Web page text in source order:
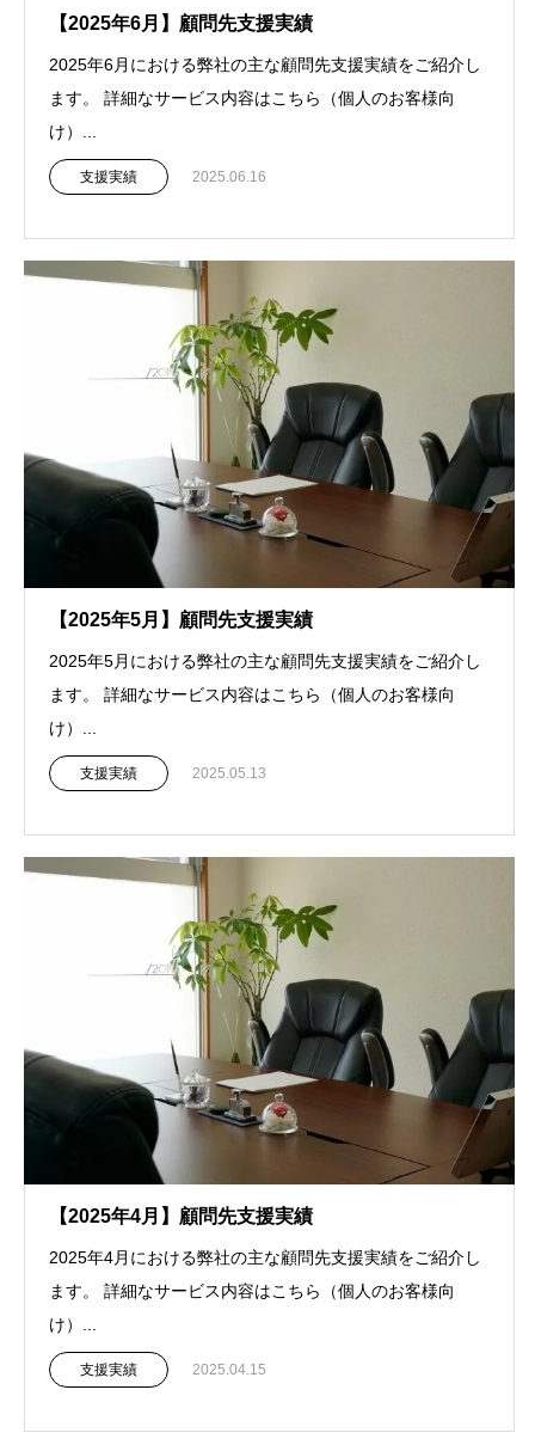
【2025年6月】顧問先支援実績
2025年6月における弊社の主な顧問先支援実績をご紹介し
ます。 詳細なサービス内容はこちら（個人のお客様向
け）...
支援実績 2025.06.16
【2025年5月】顧問先支援実績
2025年5月における弊社の主な顧問先支援実績をご紹介し
ます。 詳細なサービス内容はこちら（個人のお客様向
け）...
支援実績 2025.05.13
【2025年4月】顧問先支援実績
2025年4月における弊社の主な顧問先支援実績をご紹介し
ます。 詳細なサービス内容はこちら（個人のお客様向
け）...
支援実績 2025.04.15